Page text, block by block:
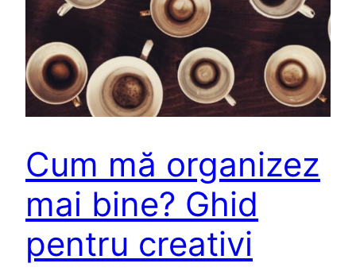
Cum mă organizez
mai bine? Ghid
pentru creativi